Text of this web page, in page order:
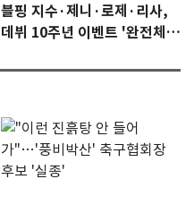
블핑 지수·제니·로제·리사,
데뷔 10주년 이벤트 '완전체'